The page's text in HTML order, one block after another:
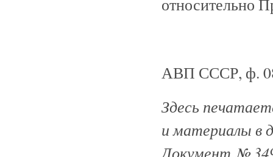
АВП СССР, ф.
Здесь
и материалы в
Документ №